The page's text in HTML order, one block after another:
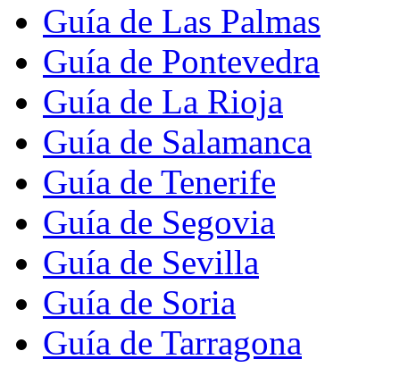
Guía de Las Palmas
Guía de Pontevedra
Guía de La Rioja
Guía de Salamanca
Guía de Tenerife
Guía de Segovia
Guía de Sevilla
Guía de Soria
Guía de Tarragona